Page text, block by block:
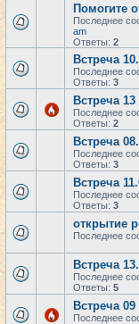
Помогите
Последнее
am
Ответы: 2
Встреча
Последнее
Ответы: 3
Встреча
Последнее
Ответы: 2
Встреча
Последнее
Ответы: 3
Встреча
Последнее
Ответы: 3
открытие
Последнее
Встреча
Последнее
Ответы: 5
Встреча 09
Последнее